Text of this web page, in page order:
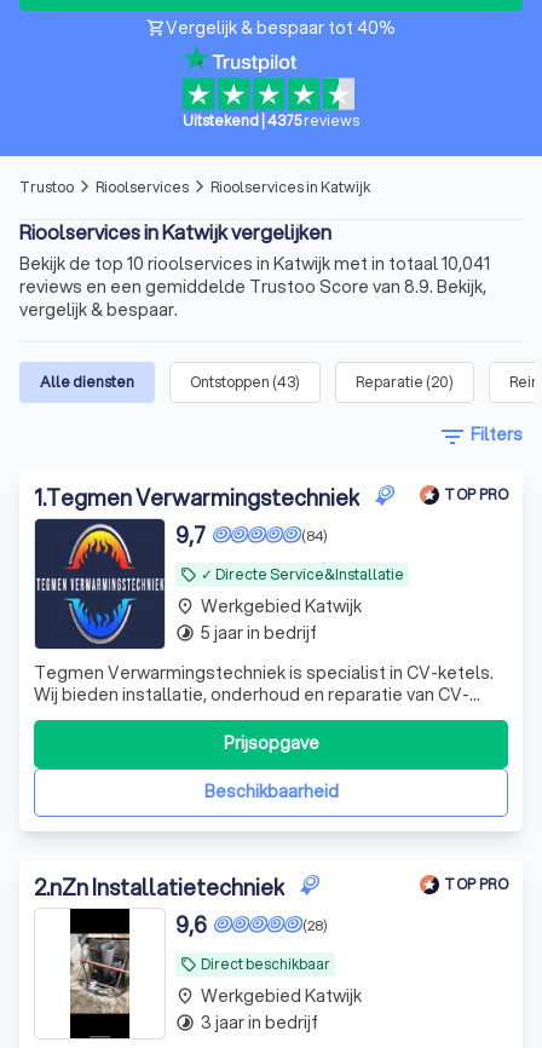
shopping_cartVergelijk & bespaar tot 40%
Uitstekend 4375reviews
Trustoo arrow_forward_ios Rioolservices arrow_forward_ios Rioolservices in Katwijk
Rioolservices in Katwijk vergelijken
Bekijk de top 10 rioolservices in Katwijk met in totaal 10,041
reviews en een gemiddelde Trustoo Score van 8.9. Bekijk,
vergelijk & bespaar.
Alle diensten Ontstoppen (43) Reparatie (20)
filter_list Filters
1.Tegmen Verwarmingstechniek TOP PRO
local_offer ✓ Directe Service&Installatie
(84)
9,7
Tegmen Verwarmingstechniek is specialist in CV-ketels.
Wij bieden installatie, onderhoud en reparatie van CV-
systemen in Rotterdam en Zuid-Holland. Betrouwbare
Beschikbaarheid
Prijsopgave
place Werkgebied Katwijk
timelapse 5 jaar in bedrijf
2.nZn Installatietechniek TOP PRO
local_offer Direct beschikbaar
(28)
9,6
place Werkgebied Katwijk
timelapse 3 jaar in bedrijf